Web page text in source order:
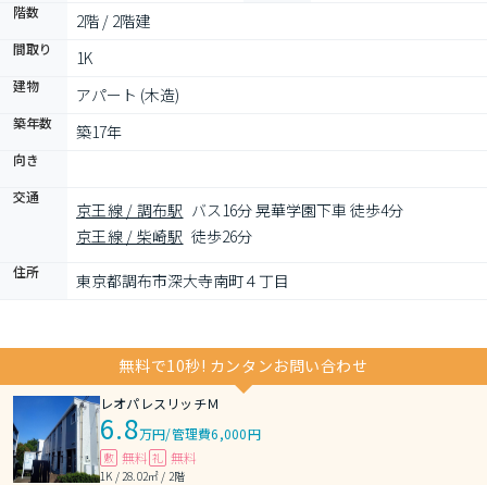
階数 2階 / 2階建
間取り 1K
建物 アパート (木造)
築年数 築17年
向き
交通
京王線 / 調布駅 バス16分 晃華学園下車 徒歩4分
京王線 / 柴崎駅 徒歩26分
住所 東京都調布市深大寺南町４丁目
無料で10秒! カンタンお問い合わせ
レオパレスリッチＭ
6.8万円/管理費6,000円
敷 無料 礼 無料
1K / 28.02㎡ / 2階